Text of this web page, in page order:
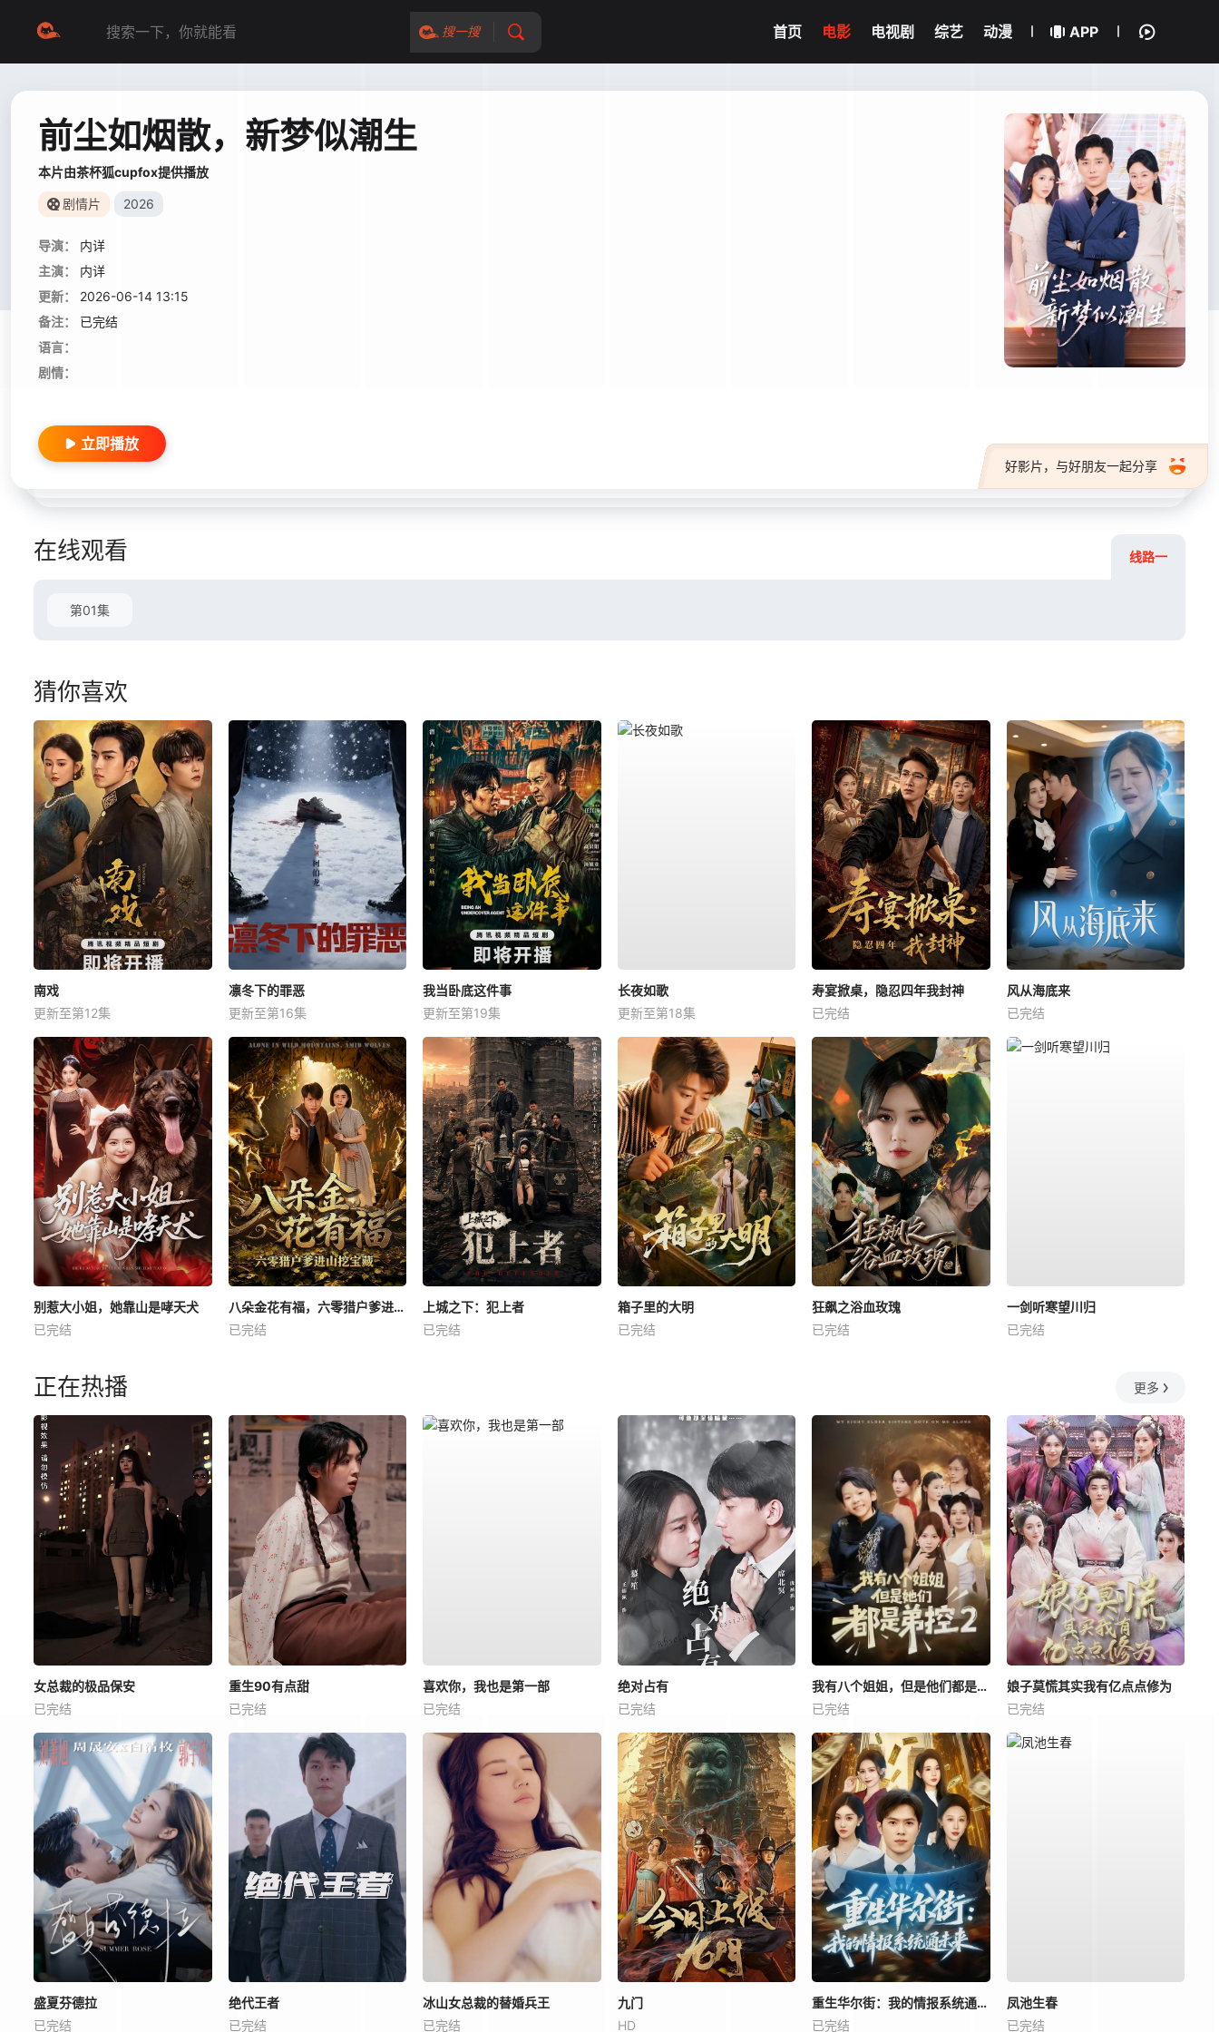
搜一搜 首页 电影 电视剧 综艺 动漫 APP
前尘如烟散，新梦似潮生
本片由茶杯狐cupfox提供播放
剧情片 2026
导演：
内详
主演：
内详
更新：
2026-06-14 13:15
备注：
已完结
语言：
剧情：
好影片，与好朋友一起分享
立即播放
在线观看 线路一
第01集
猜你喜欢
南戏
更新至第12集
凛冬下的罪恶
更新至第16集
我当卧底这件事
更新至第19集
长夜如歌
更新至第18集
寿宴掀桌，隐忍四年我封神
已完结
风从海底来
已完结
别惹大小姐，她靠山是哮天犬
已完结
八朵金花有福，六零猎户爹进山挖宝藏
已完结
上城之下：犯上者
已完结
箱子里的大明
已完结
狂飙之浴血玫瑰
已完结
一剑听寒望川归
已完结
正在热播 更多
女总裁的极品保安
已完结
重生90有点甜
已完结
喜欢你，我也是第一部
已完结
绝对占有
已完结
我有八个姐姐，但是他们都是弟控2
已完结
娘子莫慌其实我有亿点点修为
已完结
盛夏芬德拉
已完结
绝代王者
已完结
冰山女总裁的替婚兵王
已完结
九门
HD
重生华尔街：我的情报系统通未来
已完结
凤池生春
已完结